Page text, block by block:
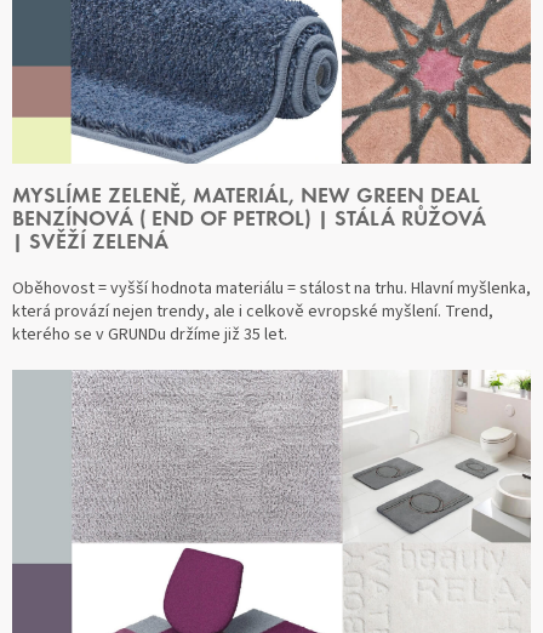
MYSLÍME ZELENĚ, MATERIÁL, NEW GREEN DEAL
BENZÍNOVÁ ( END OF PETROL) | STÁLÁ RŮŽOVÁ
| SVĚŽÍ ZELENÁ
Oběhovost = vyšší hodnota materiálu = stálost na trhu. Hlavní myšlenka,
která provází nejen trendy, ale i celkově evropské myšlení. Trend,
kterého se v GRUNDu držíme již 35 let.